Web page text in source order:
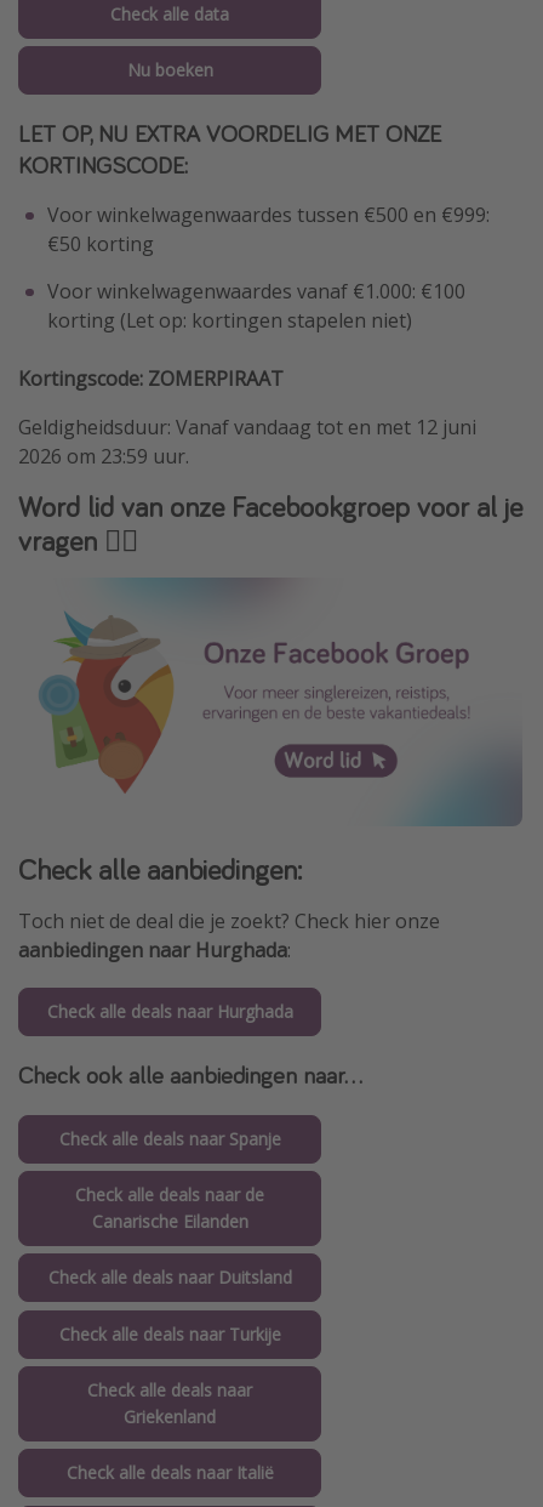
Check alle data
Nu boeken
LET OP, NU EXTRA VOORDELIG MET ONZE
KORTINGSCODE:
Voor winkelwagenwaardes tussen €500 en €999:
€50 korting
Voor winkelwagenwaardes vanaf €1.000: €100
korting (Let op: kortingen stapelen niet)
Kortingscode: ZOMERPIRAAT
Geldigheidsduur: Vanaf vandaag tot en met 12 juni
2026 om 23:59 uur.
Word lid van onze Facebookgroep voor al je
vragen 👇🏻
Check alle aanbiedingen:
Toch niet de deal die je zoekt? Check hier onze
aanbiedingen naar Hurghada:
Check alle deals naar Hurghada
Check ook alle aanbiedingen naar...
Check alle deals naar Spanje
Check alle deals naar de
Canarische Eilanden
Check alle deals naar Duitsland
Check alle deals naar Turkije
Check alle deals naar
Griekenland
Check alle deals naar Italië